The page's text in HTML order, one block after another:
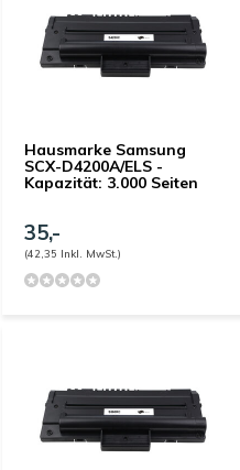
Hausmarke Samsung
SCX-D4200A/ELS -
Kapazität: 3.000 Seiten
35,-
(42,35 Inkl. MwSt.)